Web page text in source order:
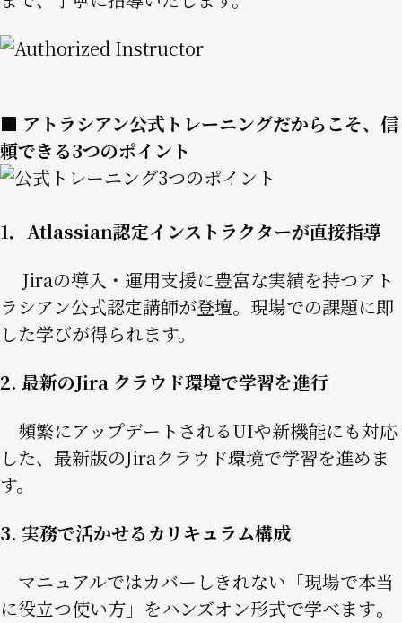
Image
■ アトラシアン公式トレーニングだからこそ、信
頼できる3つのポイント
Image
1．Atlassian認定インストラクターが直接指導
Jiraの導入・運用支援に豊富な実績を持つアト
ラシアン公式認定講師が登壇。現場での課題に即
した学びが得られます。
2. 最新のJira クラウド環境で学習を進行
頻繁にアップデートされるUIや新機能にも対応
した、最新版のJiraクラウド環境で学習を進めま
す。
3. 実務で活かせるカリキュラム構成
マニュアルではカバーしきれない「現場で本当
に役立つ使い方」をハンズオン形式で学べます。